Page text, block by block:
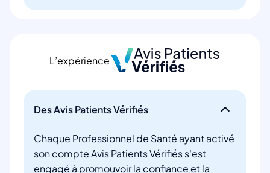
L’expérience
Des Avis Patients Vérifiés
Chaque Professionnel de Santé ayant activé
son compte Avis Patients Vérifiés s'est
engagé à promouvoir la confiance et la